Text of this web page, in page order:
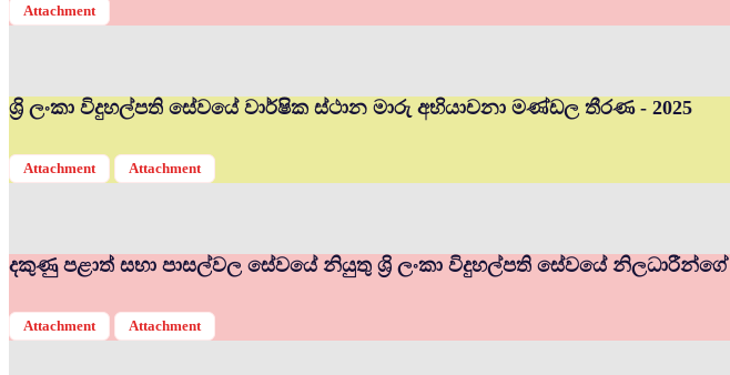
Attachment
ශ්‍රි ලංකා විදුහල්පති සේවයේ වාර්ෂික ස්ථාන මාරු අභියාචනා මණ්ඩල තීරණ - 2025
Attachment Attachment
දකුණු පළාත් සභා පාසල්වල සේවයේ නියුතු ශ්‍රි ලංකා විදුහල්පති සේවයේ නිලධාරීන්ගේ
Attachment Attachment